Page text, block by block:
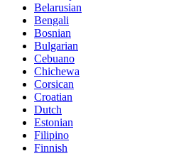
Belarusian
Bengali
Bosnian
Bulgarian
Cebuano
Chichewa
Corsican
Croatian
Dutch
Estonian
Filipino
Finnish